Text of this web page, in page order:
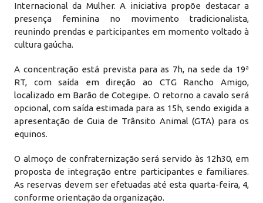
Internacional da Mulher. A iniciativa propõe destacar a
presença feminina no movimento tradicionalista,
reunindo prendas e participantes em momento voltado à
cultura gaúcha.
A concentração está prevista para as 7h, na sede da 19ª
RT, com saída em direção ao CTG Rancho Amigo,
localizado em Barão de Cotegipe. O retorno a cavalo será
opcional, com saída estimada para as 15h, sendo exigida a
apresentação de Guia de Trânsito Animal (GTA) para os
equinos.
O almoço de confraternização será servido às 12h30, em
proposta de integração entre participantes e familiares.
As reservas devem ser efetuadas até esta quarta-feira, 4,
conforme orientação da organização.